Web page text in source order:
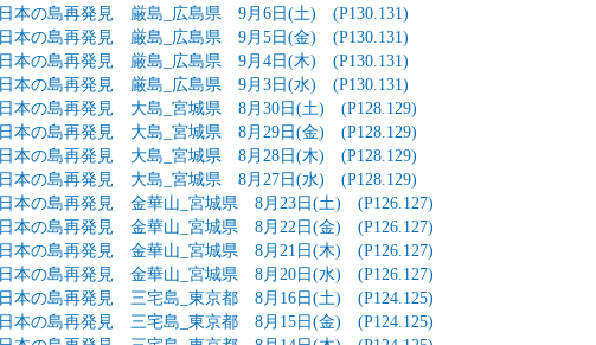
日本の島再発見 厳島_広島県 9月6日(土) (P130.131)
日本の島再発見 厳島_広島県 9月5日(金) (P130.131)
日本の島再発見 厳島_広島県 9月4日(木) (P130.131)
日本の島再発見 厳島_広島県 9月3日(水) (P130.131)
日本の島再発見 大島_宮城県 8月30日(土) (P128.129)
日本の島再発見 大島_宮城県 8月29日(金) (P128.129)
日本の島再発見 大島_宮城県 8月28日(木) (P128.129)
日本の島再発見 大島_宮城県 8月27日(水) (P128.129)
日本の島再発見 金華山_宮城県 8月23日(土) (P126.127)
日本の島再発見 金華山_宮城県 8月22日(金) (P126.127)
日本の島再発見 金華山_宮城県 8月21日(木) (P126.127)
日本の島再発見 金華山_宮城県 8月20日(水) (P126.127)
日本の島再発見 三宅島_東京都 8月16日(土) (P124.125)
日本の島再発見 三宅島_東京都 8月15日(金) (P124.125)